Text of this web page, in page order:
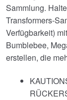
Sammlung.
Transformers-
Verfügbarkeit)
Bumblebee,
erstellen, die